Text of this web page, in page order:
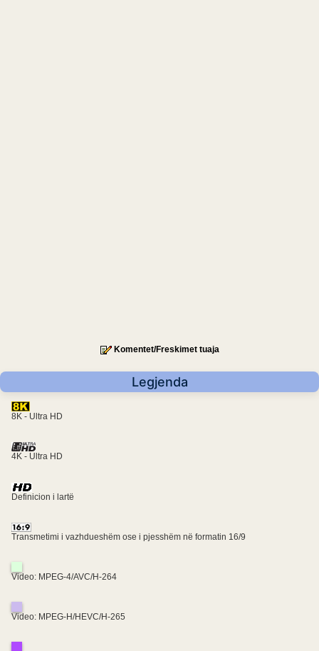
Komentet/Freskimet tuaja
Legjenda
8K - Ultra HD
4K - Ultra HD
Definicion i lartë
Transmetimi i vazhdueshëm ose i pjesshëm në formatin 16/9
Video: MPEG-4/AVC/H-264
Video: MPEG-H/HEVC/H-265